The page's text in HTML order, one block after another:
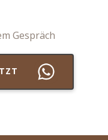
Gespräch